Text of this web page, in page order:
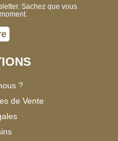
Sachez que vous
?
de Vente